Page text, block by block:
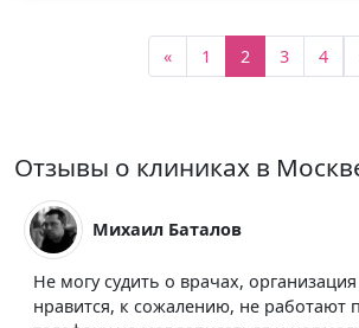
« 1 2 3 4
Отзывы о клиниках в
Михаил Баталов
Не могу судить о врачах,
нравится, к сожалению, не работают